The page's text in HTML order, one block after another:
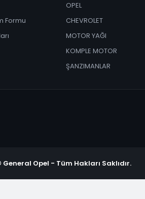
Formu
OPEL
CHEVROLET
MOTOR YAĞI
KOMPLE MOTOR
ŞANZIMANLAR
Opel - Tüm Hakları Saklıdır.